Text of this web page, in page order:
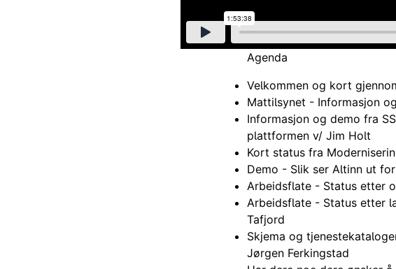
Agenda
Velkommen og kort
Mattilsynet - Informasjon
Informasjon og demo fra
plattformen v/ Jim Holt
Kort status fra
Demo - Slik ser Altinn ut
Arbeidsflate - Status etter
Arbeidsflate - Status etter
Tafjord
Skjema og
Jørgen Ferkingstad